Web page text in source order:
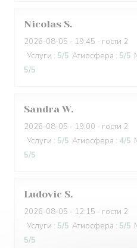
Nicolas S
2026-08-05 - 19:45 - гости 2
Услуги : 5/5 Атмосфера : 5/5
5/5
Sandra W
2026-08-05 - 19:00 - гости 2
Услуги : 5/5 Атмосфера : 4/5
5/5
Ludovic S
2026-08-05 - 12:15 - гости 2
Услуги : 5/5 Атмосфера : 5/5
5/5